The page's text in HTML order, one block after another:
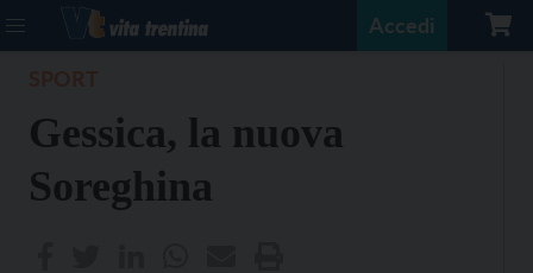
Accedi
Gessica, la nuova
Soreghina